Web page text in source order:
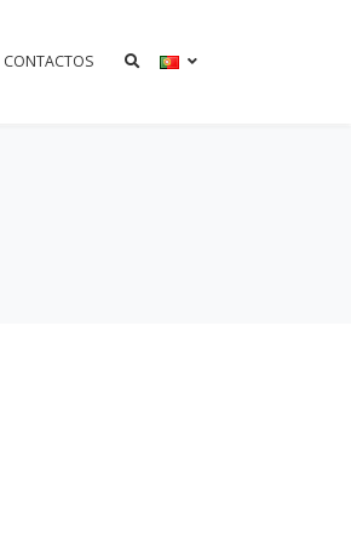
CONTACTOS